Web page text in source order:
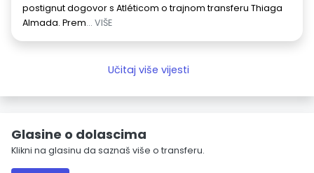
postignut dogovor s Atléticom o trajnom transferu Thiaga
Almada. Prem... VIŠE
Učitaj više vijesti
Glasine o dolascima
Klikni na glasinu da saznaš više o transferu.